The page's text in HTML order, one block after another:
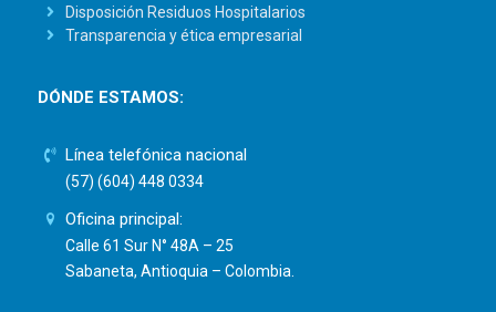
Disposición Residuos Hospitalarios
Transparencia y ética empresarial
DÓNDE ESTAMOS:
Línea telefónica nacional
(57) (604) 448 0334
Oficina principal:
Calle 61 Sur N° 48A – 25
Sabaneta, Antioquia – Colombia.